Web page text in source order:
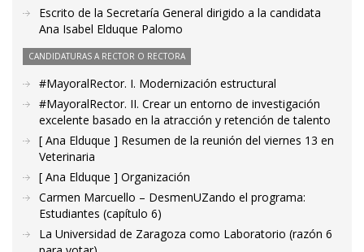
Escrito de la Secretaría General dirigido a la candidata
Ana Isabel Elduque Palomo
CANDIDATURAS A RECTOR O RECTORA
#MayoralRector. I. Modernización estructural
#MayoralRector. II. Crear un entorno de investigación
excelente basado en la atracción y retención de talento
[ Ana Elduque ] Resumen de la reunión del viernes 13 en
Veterinaria
[ Ana Elduque ] Organización
Carmen Marcuello – DesmenUZando el programa:
Estudiantes (capítulo 6)
La Universidad de Zaragoza como Laboratorio (razón 6